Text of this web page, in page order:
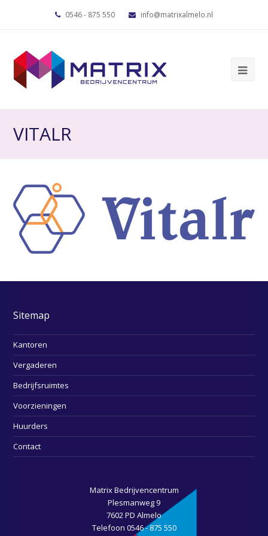
0546 - 875 550 info@matrixalmelo.nl
VITALR
Sitemap
Kantoren
Vergaderen
Bedrijfsruimtes
Voorzieningen
Huurders
Contact
Matrix Bedrijvencentrum
Plesmanweg 9
7602 PD Almelo
Telefoon 0546 - 875 550